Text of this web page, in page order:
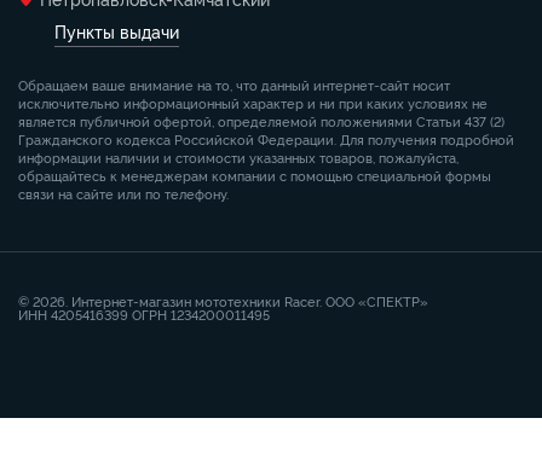
Пункты выдачи
Обращаем ваше внимание на то, что данный интернет-сайт носит
исключительно информационный характер и ни при каких условиях не
является публичной офертой, определяемой положениями Статьи 437 (2)
Гражданского кодекса Российской Федерации. Для получения подробной
информации наличии и стоимости указанных товаров, пожалуйста,
обращайтесь к менеджерам компании с помощью специальной формы
связи на сайте или по телефону.
© 2026. Интернет-магазин мототехники Racer. ООО «СПЕКТР»
ИНН 4205416399 ОГРН 1234200011495